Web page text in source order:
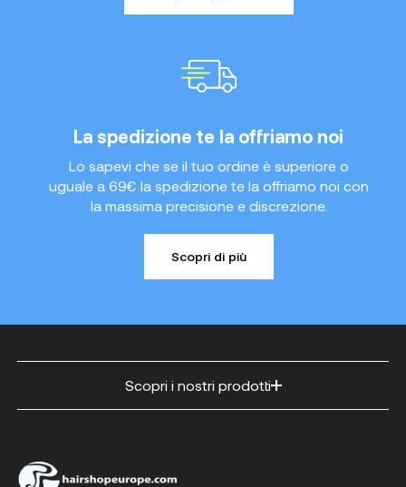
La spedizione te la offriamo noi
Lo sapevi che se il tuo ordine è superiore o
uguale a 69€ la spedizione te la offriamo noi con
la massima precisione e discrezione.
Scopri di più
Scopri i nostri prodotti